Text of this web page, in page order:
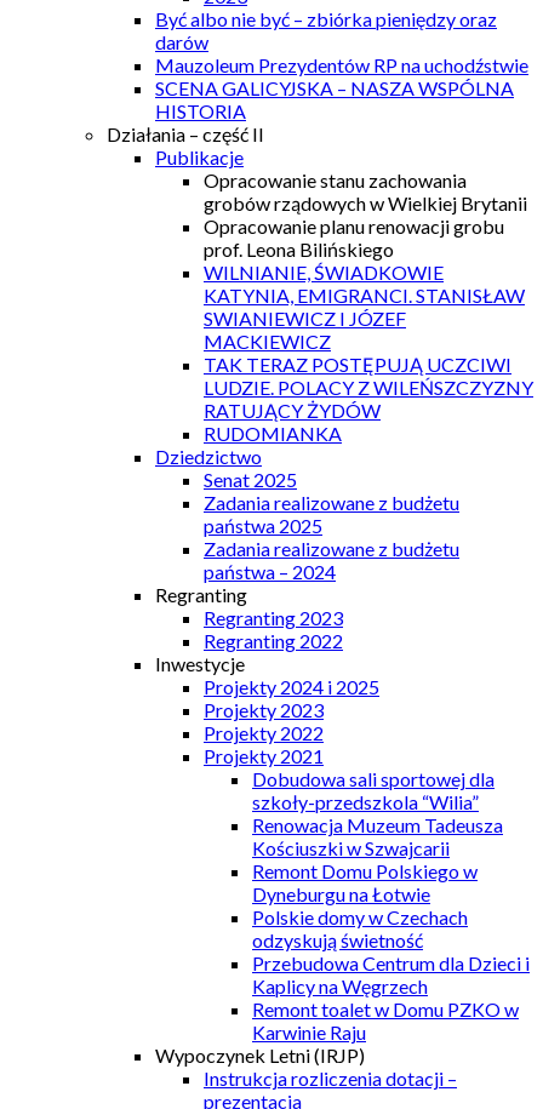
Być albo nie być – zbiórka pieniędzy oraz
darów
Mauzoleum Prezydentów RP na uchodźstwie
SCENA GALICYJSKA – NASZA WSPÓLNA
HISTORIA
Działania – część II
Publikacje
Opracowanie stanu zachowania
grobów rządowych w Wielkiej Brytanii
Opracowanie planu renowacji grobu
prof. Leona Bilińskiego
WILNIANIE, ŚWIADKOWIE
KATYNIA, EMIGRANCI. STANISŁAW
SWIANIEWICZ I JÓZEF
MACKIEWICZ
TAK TERAZ POSTĘPUJĄ UCZCIWI
LUDZIE. POLACY Z WILEŃSZCZYZNY
RATUJĄCY ŻYDÓW
RUDOMIANKA
Dziedzictwo
Senat 2025
Zadania realizowane z budżetu
państwa 2025
Zadania realizowane z budżetu
państwa – 2024
Regranting
Regranting 2023
Regranting 2022
Inwestycje
Projekty 2024 i 2025
Projekty 2023
Projekty 2022
Projekty 2021
Dobudowa sali sportowej dla
szkoły-przedszkola “Wilia”
Renowacja Muzeum Tadeusza
Kościuszki w Szwajcarii
Remont Domu Polskiego w
Dyneburgu na Łotwie
Polskie domy w Czechach
odzyskują świetność
Przebudowa Centrum dla Dzieci i
Kaplicy na Węgrzech
Remont toalet w Domu PZKO w
Karwinie Raju
Wypoczynek Letni (IRJP)
Instrukcja rozliczenia dotacji –
prezentacja